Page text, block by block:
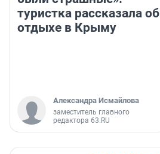
туристка рассказала об
отдыхе в Крыму
Александра Исмайлова
заместитель главного
редактора 63.RU